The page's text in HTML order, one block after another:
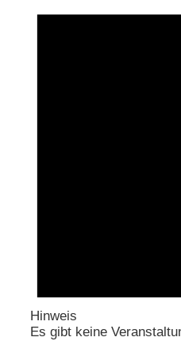
Hinweis
Es gibt keine